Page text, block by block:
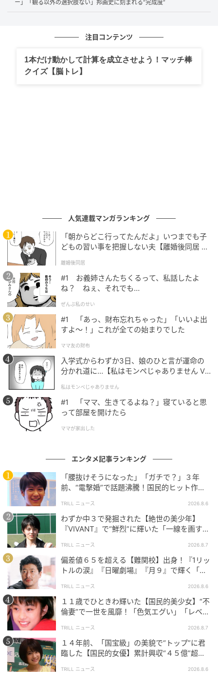
の系譜を受け継ぐアニメ『刃牙道』は、Netflixで世界
在感をあらためて示しました。
特に大きな話題となったのが、Netflix週間グローバル
TOP10（非英語シリーズ）で世界第2位
ろん、Netflixで初めて触れた方でも楽しめる構成とな
っていることが、世界的な広がりにつながった一因と
考えられます。
SNS上では、「ネトフリ入って正解」「感無量」など
称賛の声が相次いでいます。また、新作をきっかけに
過去シリーズや関連作品まで見返しているという反応
もあり、シリーズ全体への根強い支持がうかがえま
す。
累計発行部数1億部という原作の実績に加え、
世界第2位・日本ランキング3位という具体的な成果
残したことは、『刃牙道』が国内外で幅広く支持され
ている理由のひとつといえるでしょう。
「待ち遠しかった」新章配信に熱狂
牙道』は、第2クールが2026年6月18日よりNetflixで
世界独占配信を開始しました。14話から25話までが一
挙配信され、新たな戦いの幕開けに期待が高まってい
ます。
物語では、伝説の剣豪・宮本武蔵（CV：内田直哉）を
中心に、愚地独歩、烈海王、渋川剛気ら地下闘技場の
戦士たちとの激闘が描かれます。範馬刃牙（CV：島﨑
信長）をはじめとする個性豊かな面々が繰り広げる、
一歩も引かない攻防は本シリーズならではの見どころ
です。あわせて第2クールのメインPVも公開され、作
品への期待をさらに高める内容となっています。
音楽面では、オープニングテーマにChevonの「六ノ
輪」、エンディングテーマに三代目 J SOUL BROTHERS
の「KATANA」が起用されました。映像と楽曲が重な
ることで、作品の雰囲気をより印象深く体感できる仕
ー」「観る以外の選択肢ない」邦画史に刻まれる“完成度”
注目コンテンツ
1本だけ動かして計算を成立させよう！マッチ棒
クイズ【脳トレ】
人気連載マンガランキング
「朝からどこ行ってたんだよ」いつまでも子
どもの習い事を把握しない夫【離婚後同居 Vo
離婚後同居
#1 お義姉さんたちくるって、私話したよ
ね？ ねぇ、それでも…
ぜんぶ私のせい
#1 「あっ、財布忘れちゃった」「いいよ出
すよ〜！」これが全ての始まりでした
ママ友の財布
入学式からわずか3日、娘のひと言が運命の
分かれ道に…【私はモンペじゃありません Vo
私はモンペじゃありません
#1 「ママ、生きてるよね？」寝ていると思
って部屋を開けたら
ママが家出した
エンタメ記事ランキング
「腰抜けそうになった」「ガチで？」３年
前、“電撃婚”で話題沸騰！国民的ヒット作
TRILL ニュース 2026.8.6
わずか中３で発掘された【絶世の美少年】
『VIVANT』で“鮮烈”に輝いた「一線を画す」
TRILL ニュース 2026.8.7
偏差値６５を超える【難関校】出身！『1リッ
トルの涙』『日曜劇場』『月９』で輝く「別
TRILL ニュース 2026.8.6
１１歳でひときわ輝いた【国民的美少女】“不
倫妻”で一世を風靡！「色気エグい」「レベ
TRILL ニュース 2026.8.7
１４年前、「国宝級」の美貌で“トップ”に君
臨した【国民的女優】累計興収“４５億”超
TRILL ニュース 2026.8.6